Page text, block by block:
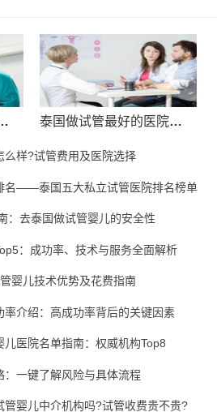
么样?试管费用及医院选择 泰国做试管最好的医院排名——泰国五大私立试管医院排名榜单
么样?试管费用及医院选择
名——泰国五大私立试管医院排名榜单
：去泰国做试管婴儿的安全性
：成功率、技术与服务全面解析
婴儿技术优势及花费指南
介绍：高成功率背后的关键因素
医院名单指南：权威机构Top8
一键了解风险与具体流程
管婴儿中介机构吗?试管收费贵不贵?